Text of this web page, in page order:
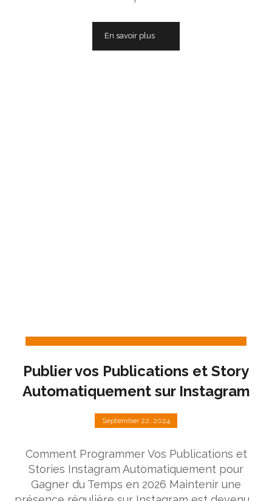
En savoir plus
Publier vos Publications et Story
Automatiquement sur Instagram
September 22, 2024
Comment Programmer Vos Publications et
Stories Instagram Automatiquement pour
Gagner du Temps en 2026 Maintenir une